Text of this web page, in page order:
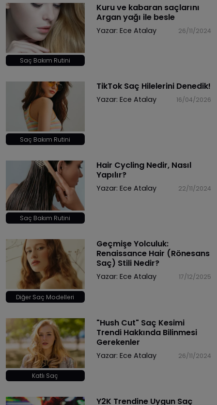
Saç Bakım Rutini
​Kuru ve kabaran saçlarını
Argan yağı ile besle
Yazar: Ece Atalay 26/11/2024
Saç Bakım Rutini
TikTok Saç Hilelerini Denedik!
Yazar: Ece Atalay 16/04/2026
Saç Bakım Rutini
Hair Cycling Nedir, Nasıl
Yapılır?
Yazar: Ece Atalay 22/11/2024
Diğer Saç Modelleri
Geçmişe Yolculuk:
Renaissance Hair (Rönesans
Saç) Stili Nedir?
Yazar: Ece Atalay 17/12/2025
Katlı Saç
"Hush Cut" Saç Kesimi
Trendi Hakkında Bilinmesi
Gerekenler
Yazar: Ece Atalay 26/11/2024
Y2K Trendine Uygun Saç